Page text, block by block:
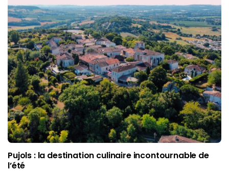
Pujols : la destination culinaire incontournable de
l’été